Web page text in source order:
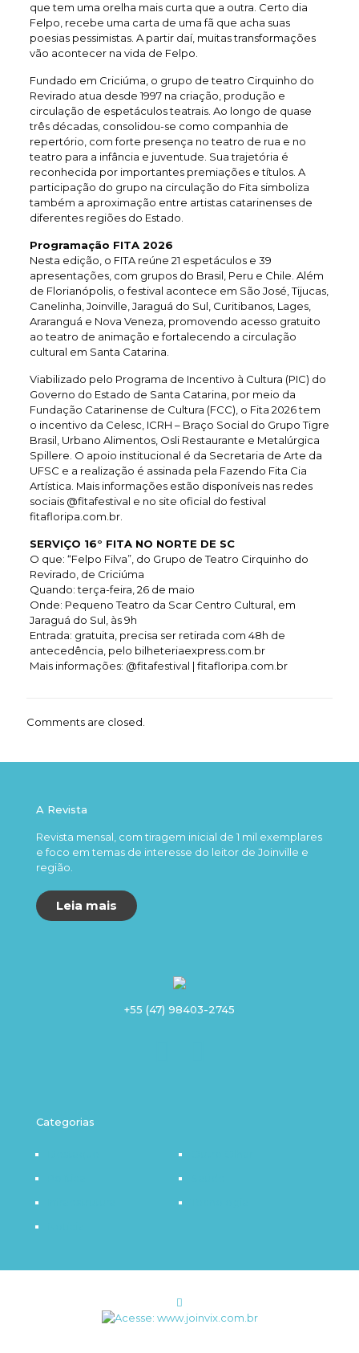
que tem uma orelha mais curta que a outra. Certo dia
Felpo, recebe uma carta de uma fã que acha suas
poesias pessimistas. A partir daí, muitas transformações
vão acontecer na vida de Felpo.
Fundado em Criciúma, o grupo de teatro Cirquinho do
Revirado atua desde 1997 na criação, produção e
circulação de espetáculos teatrais. Ao longo de quase
três décadas, consolidou-se como companhia de
repertório, com forte presença no teatro de rua e no
teatro para a infância e juventude. Sua trajetória é
reconhecida por importantes premiações e títulos. A
participação do grupo na circulação do Fita simboliza
também a aproximação entre artistas catarinenses de
diferentes regiões do Estado.
Programação FITA 2026
Nesta edição, o FITA reúne 21 espetáculos e 39
apresentações, com grupos do Brasil, Peru e Chile. Além
de Florianópolis, o festival acontece em São José, Tijucas,
Canelinha, Joinville, Jaraguá do Sul, Curitibanos, Lages,
Araranguá e Nova Veneza, promovendo acesso gratuito
ao teatro de animação e fortalecendo a circulação
cultural em Santa Catarina.
Viabilizado pelo Programa de Incentivo à Cultura (PIC) do
Governo do Estado de Santa Catarina, por meio da
Fundação Catarinense de Cultura (FCC), o Fita 2026 tem
o incentivo da Celesc, ICRH – Braço Social do Grupo Tigre
Brasil, Urbano Alimentos, Osli Restaurante e Metalúrgica
Spillere. O apoio institucional é da Secretaria de Arte da
UFSC e a realização é assinada pela Fazendo Fita Cia
Artística. Mais informações estão disponíveis nas redes
sociais @fitafestival e no site oficial do festival
fitafloripa.com.br.
SERVIÇO 16° FITA NO NORTE DE SC
O que: “Felpo Filva”, do Grupo de Teatro Cirquinho do
Revirado, de Criciúma
Quando: terça-feira, 26 de maio
Onde: Pequeno Teatro da Scar Centro Cultural, em
Jaraguá do Sul, às 9h
Entrada: gratuita, precisa ser retirada com 48h de
antecedência, pelo bilheteriaexpress.com.br
Mais informações: @fitafestival | fitafloripa.com.br
Comments are closed.
A Revista
Revista mensal, com tiragem inicial de 1 mil exemplares
e foco em temas de interesse do leitor de Joinville e
região.
Leia mais
+55 (47) 98403-2745
Categorias